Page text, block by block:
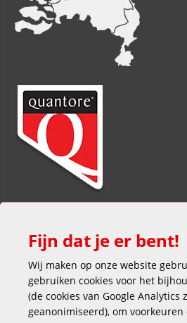
Veilig en
Fijn dat je er bent!
Wij maken op onze website
gebruiken cookies voor het
(de cookies van Google Analytics
geanonimiseerd), om